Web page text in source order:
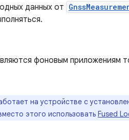
данных от
фоновым приложениям
на устройстве с
этого использовать Fused